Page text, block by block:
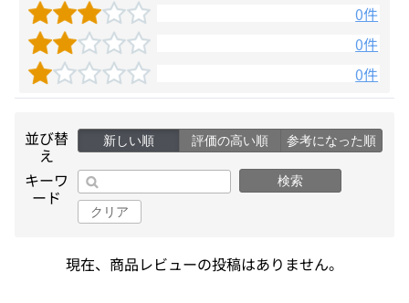
0件
0件
0件
並び替
え
新しい順 評価の高い順 参考になった順
キーワ
ード
検索
クリア
現在、商品レビューの投稿はありません。